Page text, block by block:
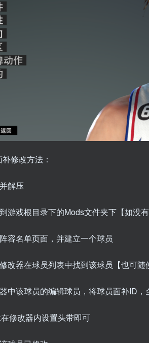
修改方法：
解压
游戏根目录下的Mods文件夹下【如没
容名单页面，并建立一个球员
改器在球员列表中找到该球员【也可随
中该球员的编辑球员，将球员面补ID
修改器内设置头带即可